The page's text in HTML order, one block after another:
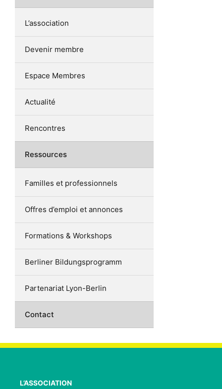
L’association
Devenir membre
Espace Membres
Actualité
Rencontres
Ressources
Familles et professionnels
Offres d’emploi et annonces
Formations & Workshops
Berliner Bildungsprogramm
Partenariat Lyon-Berlin
Contact
L’ASSOCIATION